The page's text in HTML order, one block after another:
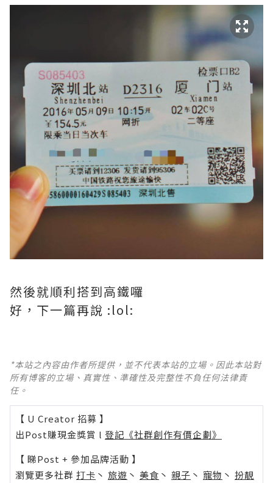
然後就順利搭到高鐵囉
好，下一篇再說 :lol:
*本站之內容由作者所提供，並不代表本站的立場。因此本站對
所有博客的立場、真實性、準確性及完整性不負任何法律責
任。
【 U Creator 招募 】
出Post賺現金獎賞 l 登記《社群創作有價企劃》
【 睇Post + 參加品牌活動 】
瀏覽更多社群 打卡 丶 旅遊 丶 美食 丶 親子 丶 寵物 丶 扮靚